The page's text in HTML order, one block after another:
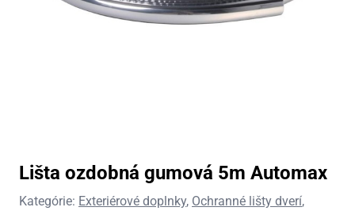
Lišta ozdobná gumová 5m Automax
Kategórie: Exteriérové doplnky, Ochranné lišty dverí,